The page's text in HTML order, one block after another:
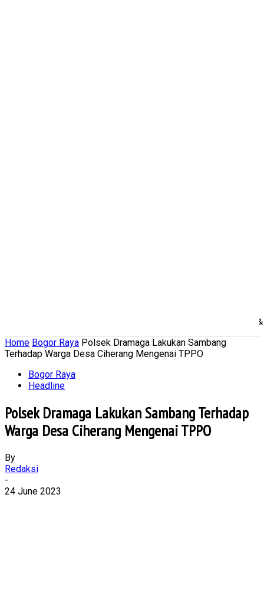
Politik
Home Bogor Raya Polsek Dramaga Lakukan Sambang
Terhadap Warga Desa Ciherang Mengenai TPPO
Bogor Raya
Headline
Polsek Dramaga Lakukan Sambang Terhadap
Warga Desa Ciherang Mengenai TPPO
By
Redaksi
-
24 June 2023